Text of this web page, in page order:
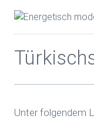
Unter folgendem